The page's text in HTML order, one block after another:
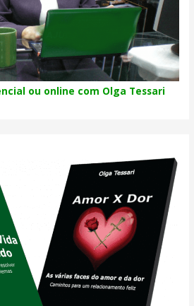
ou online com Olga Tessari